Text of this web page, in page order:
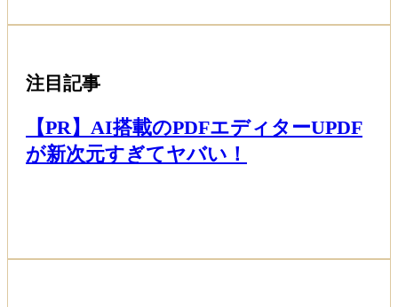
注目記事
【PR】AI搭載のPDFエディターUPDF
が新次元すぎてヤバい！